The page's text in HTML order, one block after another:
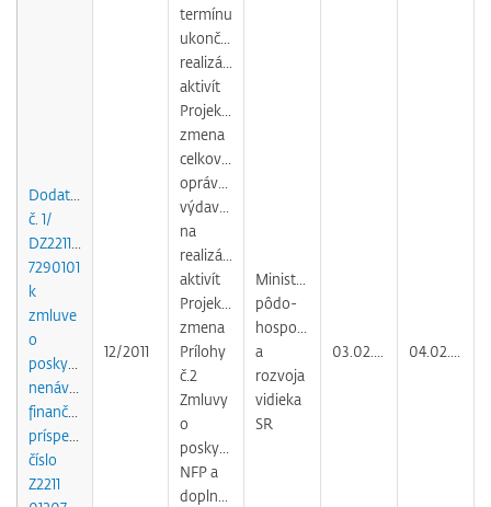
Dodatok
č. 1/
DZ22110120
7290101
k
zmluve
o
poskytnutí
nenávratného
finančného
príspevku
číslo
Z2211
12/2011
termínu
ukončenia
realizácie
aktivít
Projektu,
zmena
celkových
oprávnených
výdavkov
na
realizáciu
aktivít
Projektu,
zmena
Prílohy
č.2
Zmluvy
o
poskytnutí
NFP a
doplnenie
Ministerstvo
pôdo-
hospodárstva
a
rozvoja
vidieka
SR